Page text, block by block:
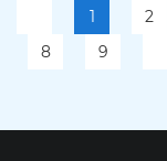
1 2
8
9